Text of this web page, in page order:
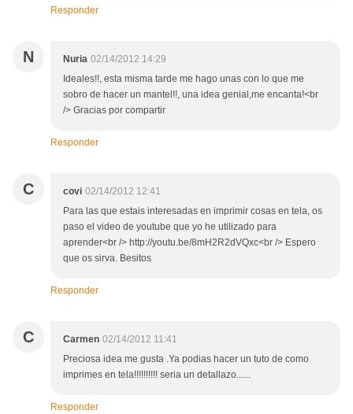
Responder
N Nuria 02/14/2012 14:29
Ideales!!, esta misma tarde me hago unas con lo que me
sobro de hacer un mantel!!, una idea genial,me encanta!<br
/> Gracias por compartir
Responder
C covi 02/14/2012 12:41
Para las que estais interesadas en imprimir cosas en tela, os
paso el video de youtube que yo he utilizado para
aprender<br /> http://youtu.be/8mH2R2dVQxc<br /> Espero
que os sirva. Besitos
Responder
C Carmen 02/14/2012 11:41
Preciosa idea me gusta .Ya podias hacer un tuto de como
imprimes en tela!!!!!!!!!! seria un detallazo......
Responder